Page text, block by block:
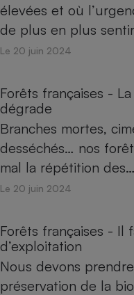
élevées et où
de plus en plus
Le 20 juin 2024
Forêts françaises -
dégrade
Branches mortes,
desséchés… nos
mal la répétition des…
Le 20 juin 2024
Forêts françaises - Il
d’exploitation
Nous devons
préservation de la